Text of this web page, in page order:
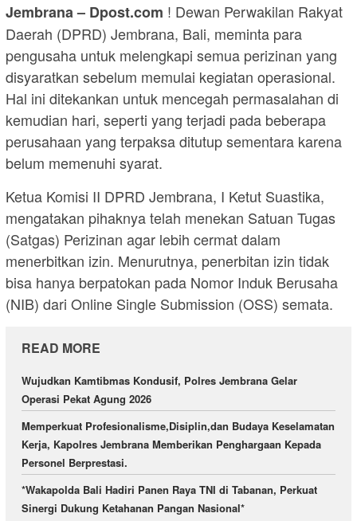
Jembrana – Dpost.com ! Dewan Perwakilan Rakyat
Daerah (DPRD) Jembrana, Bali, meminta para
pengusaha untuk melengkapi semua perizinan yang
disyaratkan sebelum memulai kegiatan operasional.
Hal ini ditekankan untuk mencegah permasalahan di
kemudian hari, seperti yang terjadi pada beberapa
perusahaan yang terpaksa ditutup sementara karena
belum memenuhi syarat.
Ketua Komisi II DPRD Jembrana, I Ketut Suastika,
mengatakan pihaknya telah menekan Satuan Tugas
(Satgas) Perizinan agar lebih cermat dalam
menerbitkan izin. Menurutnya, penerbitan izin tidak
bisa hanya berpatokan pada Nomor Induk Berusaha
(NIB) dari Online Single Submission (OSS) semata.
READ MORE
Wujudkan Kamtibmas Kondusif, Polres Jembrana Gelar
Operasi Pekat Agung 2026
Memperkuat Profesionalisme,Disiplin,dan Budaya Keselamatan
Kerja, Kapolres Jembrana Memberikan Penghargaan Kepada
Personel Berprestasi.
*Wakapolda Bali Hadiri Panen Raya TNI di Tabanan, Perkuat
Sinergi Dukung Ketahanan Pangan Nasional*